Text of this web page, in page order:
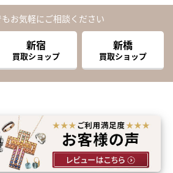
お気軽にご相談ください
新宿
買取ショップ
新橋
買取ショップ